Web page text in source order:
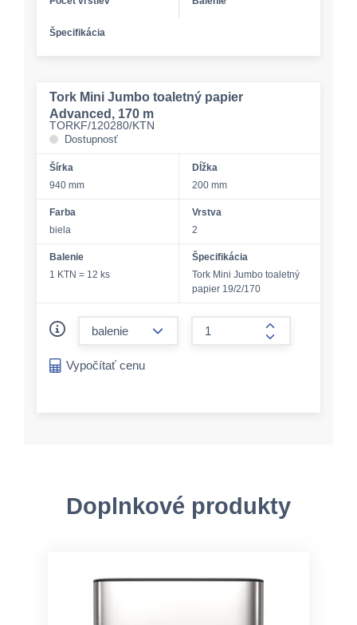
Špecifikácia
Tork Mini Jumbo toaletný papier
Advanced, 170 m
TORKF/120280/KTN
Dostupnosť
Šírka
940 mm
Dĺžka
200 mm
Farba
biela
Vrstva
2
Balenie
1 KTN = 12 ks
Špecifikácia
Tork Mini Jumbo toaletný
papier 19/2/170
form.increase-
Vypočítať cenu
Doplnkové produkty